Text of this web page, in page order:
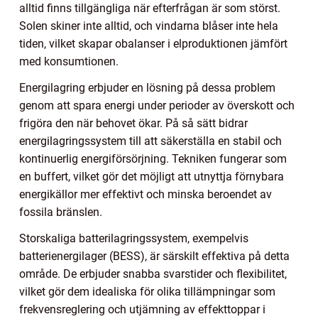
alltid finns tillgängliga när efterfrågan är som störst.
Solen skiner inte alltid, och vindarna blåser inte hela
tiden, vilket skapar obalanser i elproduktionen jämfört
med konsumtionen.
Energilagring erbjuder en lösning på dessa problem
genom att spara energi under perioder av överskott och
frigöra den när behovet ökar. På så sätt bidrar
energilagringssystem till att säkerställa en stabil och
kontinuerlig energiförsörjning. Tekniken fungerar som
en buffert, vilket gör det möjligt att utnyttja förnybara
energikällor mer effektivt och minska beroendet av
fossila bränslen.
Storskaliga batterilagringssystem, exempelvis
batterienergilager (BESS), är särskilt effektiva på detta
område. De erbjuder snabba svarstider och flexibilitet,
vilket gör dem idealiska för olika tillämpningar som
frekvensreglering och utjämning av effekttoppar i